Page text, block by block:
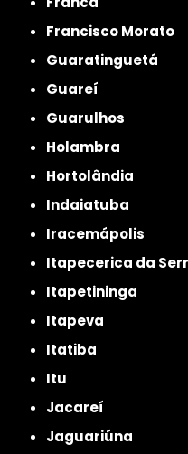
Francisco Morato
Guaratinguetá
Guareí
Guarulhos
Holambra
Hortolândia
Indaiatuba
Iracemápolis
Itapecerica da
Itapetininga
Itapeva
Itatiba
Itu
Jacareí
Jaguariúna